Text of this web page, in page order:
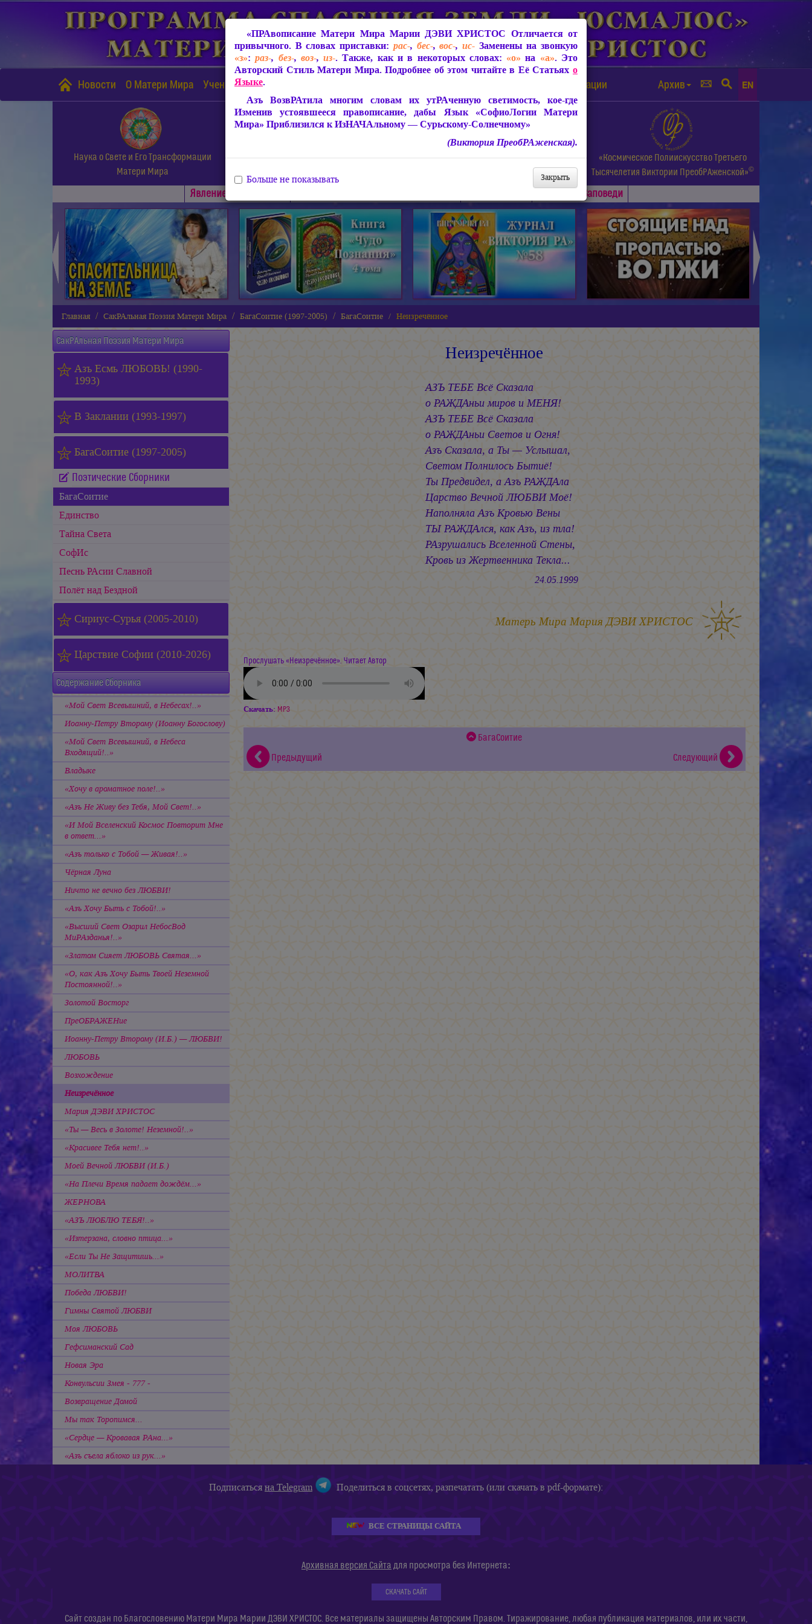
Новости О Матери Мира Учение Матери Мира Защита от чипизации Архив EN
Наука о Свете и Его Трансформации
Матери Мира
СофиоЛогия Матери Мира
Живое Слово Матери Мира.
Статьи, Книги, Видео, Аудио и др.
«Космическое Полиискусство Третьего
Тысячелетия Виктории ПреобРАженской»©
Явлениe Матери Мира Заповеди
◄ ►
Главная СакРАльная Поэзия Матери Мира БагаСоитие (1997-2005) БагаСоитие Неизречённое
СакРАльная Поэзия Матери Мира
Азъ Есмь ЛЮБОВЬ! (1990-
1993)
В Заклании (1993-1997)
БагаСоитие (1997-2005)
Поэтические Сборники
БагаСоитие
Единство
Тайна Света
СофИс
Песнь РАсии Славной
Полёт над Бездной
Сириус-Сурья (2005-2010)
Царствие Софии (2010-2026)
Содержание Сборника
«Мой Свет Всевышний, в Небесах!..»
Иоанну-Петру Второму (Иоанну Богослову)
«Мой Свет Всевышний, в Небеса
Входящий!..»
Владыке
«Хочу в ароматное поле!..»
«Азъ Не Живу без Тебя, Мой Свет!..»
«И Мой Вселенский Космос Повторит Мне
в ответ...»
«Азъ только с Тобой — Живая!..»
Чёрная Луна
Ничто не вечно без ЛЮБВИ!
«Азъ Хочу Быть с Тобой!..»
«Высший Свет Озарил НебосВод
МиРАзданья!..»
«Златом Сияет ЛЮБОВЬ Святая...»
«О, как Азъ Хочу Быть Твоей Неземной
Постоянной!..»
Золотой Восторг
ПреОБРАЖЕНие
Иоанну-Петру Второму (И.Б.) — ЛЮБВИ!
ЛЮБОВЬ
Возхождение
Неизречённое
Мария ДЭВИ ХРИСТОС
«Ты — Весь в Золоте! Неземной!..»
«Красивее Тебя нет!..»
Моей Вечной ЛЮБВИ (И.Б.)
«На Плечи Время падает дождём...»
ЖЕРНОВА
«АЗЪ ЛЮБЛЮ ТЕБЯ!..»
«Изтерзана, словно птица...»
«Если Ты Не Защитишь...»
МОЛИТВА
Победа ЛЮБВИ!
Гимны Святой ЛЮБВИ
Моя ЛЮБОВЬ
Гефсиманский Сад
Новая Эра
Конвульсии Змея - 777 -
Возвращение Домой
Мы так Торопимся...
«Сердце — Кровавая РАна...»
«Азъ съела яблоко из рук...»
Неизречённое
АЗЪ ТЕБЕ Всё Сказала
о РАЖДАньи миров и МЕНЯ!
АЗЪ ТЕБЕ Всё Сказала
о РАЖДАньи Светов и Огня!
Азъ Сказала, а Ты — Услышал,
Светом Полнилось Бытиё!
Ты Предвидел, а Азъ РАЖДАла
Царство Вечной ЛЮБВИ Моё!
Наполняла Азъ Кровью Вены
ТЫ РАЖДАлся, как Азъ, из тла!
РАзрушались Вселенной Стены,
Кровь из Жертвенника Текла...
24.05.1999
Матерь Мира Мария ДЭВИ ХРИСТОС
Прослушать «Неизречённое». Читает Автор
Скачать: MP3
БагаСоитие
Предыдущий
Следующий
«ПРАвописание Матери Мира Марии ДЭВИ ХРИСТОС Отличается от
привычного. В словах приставки: рас-, бес-,вос-, ис-Заменены на звонкую
«з»:раз-, без-, воз-,из-. Также, как и в некоторых словах: «о» на «а». Это
Авторский Стиль Матери Мира. Подробнее об этом читайте в Её Статьях о
Языке.
Азъ ВозвРАтила многим словам их утРАченную светимость, кое-где
Изменив устоявшееся правописание, дабы Язык «СофиоЛогии Матери
Мира» Приблизился к ИзНАЧАльному — Сурьскому-Солнечному»
(Виктория ПреобРАженская).
Закрыть
Больше не показывать
Подписатьсяна Telegram Поделиться в соцсетях, разпечатать (или скачать в pdf-формате):
ВСЕ СТРАНИЦЫ САЙТА
Архивная версия Сайта для просмотра без Интернета:
СКАЧАТЬ САЙТ
Сайт создан по Благословению Матери Мира Марии ДЭВИ ХРИСТОС. Все материалы защищены Авторским Правом. Тиражирование, любая публикация материалов, или их части,